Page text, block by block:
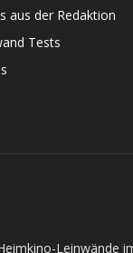
aus der Redaktion
Tests
Leinwände